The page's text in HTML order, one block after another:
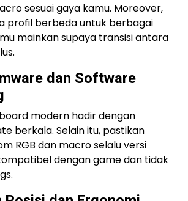
sesuai gaya kamu. Moreover,
profil berbeda untuk berbagai
mainkan supaya transisi antara
dan Software
modern hadir dengan
berkala. Selain itu, pastikan
RGB dan macro selalu versi
dengan game dan tidak